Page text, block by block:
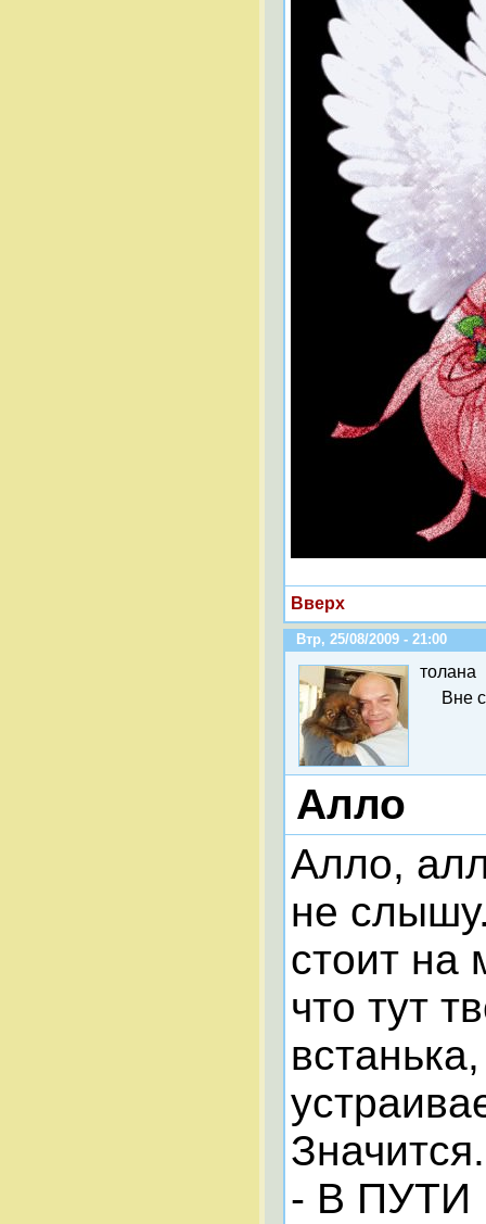
Вверх
Втр, 25/08/2009 - 21:00
толана
Вне
Алло
Алло,
не
стоит на
что тут
- В